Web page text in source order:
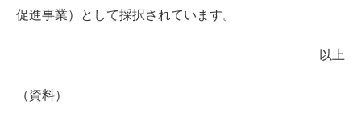
促進事業）として採択されています。
以上
（資料）